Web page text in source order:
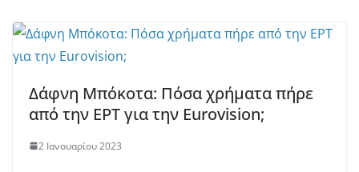
Δάφνη Μπόκοτα: Πόσα χρήματα πήρε
από την ΕΡΤ για την Eurovision;
2 Ιανουαρίου 2023